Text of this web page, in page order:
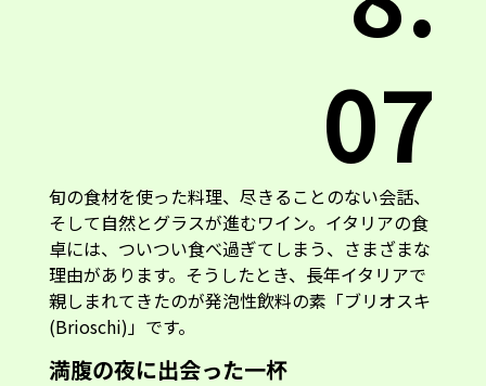
07
旬の食材を使った料理、尽きることのない会話、
そして自然とグラスが進むワイン。イタリアの食
卓には、ついつい食べ過ぎてしまう、さまざまな
理由があります。そうしたとき、長年イタリアで
親しまれてきたのが発泡性飲料の素「ブリオスキ
(Brioschi)」です。
満腹の夜に出会った一杯